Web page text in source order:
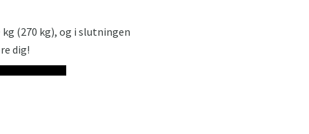
(270 kg), og i slutningen
dig!